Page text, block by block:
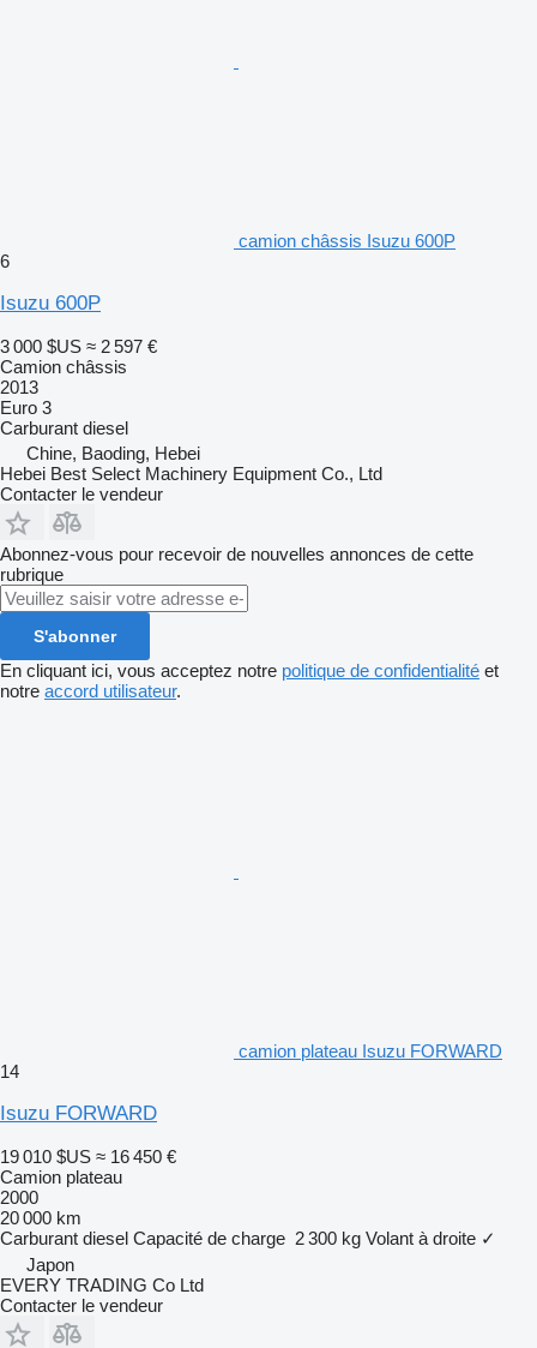
camion châssis Isuzu 600P
6
Isuzu 600P
3 000 $US ≈ 2 597 €
Camion châssis
2013
Euro 3
Carburant diesel
Chine, Baoding, Hebei
Hebei Best Select Machinery Equipment Co., Ltd
Contacter le vendeur
Abonnez-vous pour recevoir de nouvelles annonces de cette
rubrique
S'abonner
En cliquant ici, vous acceptez notre politique de confidentialité et
notre accord utilisateur.
camion plateau Isuzu FORWARD
14
Isuzu FORWARD
19 010 $US ≈ 16 450 €
Camion plateau
2000
20 000 km
Carburant diesel Capacité de charge 2 300 kg Volant à droite ✓
Japon
EVERY TRADING Co Ltd
Contacter le vendeur